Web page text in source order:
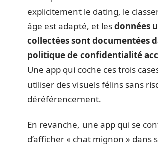
explicitement le dating, le
âge est adapté, et lesdonnées
collectées sont documentées
politique de confidentialité
Une app qui coche ces trois
utiliser des visuels félins sans
déréférencement.
En revanche, une app qui se
d’afficher « chat mignon » dans